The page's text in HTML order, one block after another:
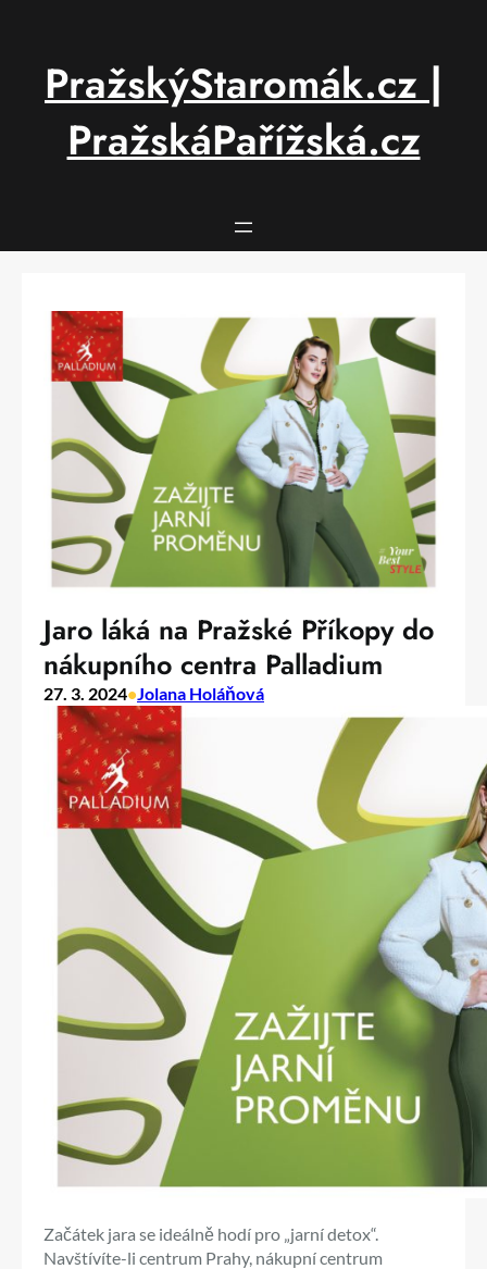
PražskýStaromák.cz |
PražskáPařížská.cz
Jaro láká na Pražské Příkopy do
nákupního centra Palladium
27. 3. 2024• Jolana Holáňová
Začátek jara se ideálně hodí pro „jarní detox“.
Navštívíte-li centrum Prahy, nákupní centrum